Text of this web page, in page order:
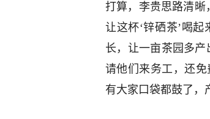
打算，李贵思路清晰
让这杯‘锌硒茶’喝
长，让一亩茶园多产
请他们来务工，还
有大家口袋都鼓了，